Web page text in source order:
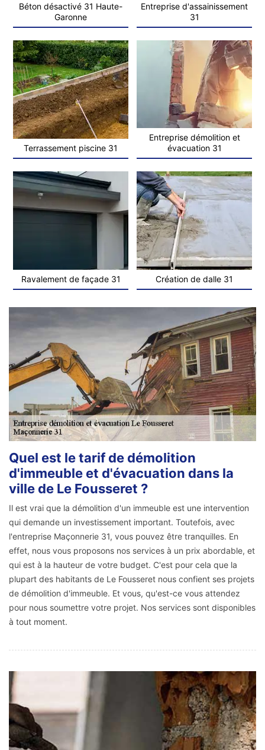
Béton désactivé 31 Haute-
Garonne
Entreprise d'assainissement
31
Terrassement piscine 31
Entreprise démolition et
évacuation 31
Ravalement de façade 31 Création de dalle 31
Quel est le tarif de démolition
d'immeuble et d'évacuation dans la
ville de Le Fousseret ?
Il est vrai que la démolition d'un immeuble est une intervention
qui demande un investissement important. Toutefois, avec
l'entreprise Maçonnerie 31, vous pouvez être tranquilles. En
effet, nous vous proposons nos services à un prix abordable, et
qui est à la hauteur de votre budget. C'est pour cela que la
plupart des habitants de Le Fousseret nous confient ses projets
de démolition d'immeuble. Et vous, qu'est-ce vous attendez
pour nous soumettre votre projet. Nos services sont disponibles
à tout moment.